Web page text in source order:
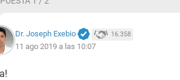
Dr. Joseph Exebio 16.358
11 ago 2019 a las 10:07